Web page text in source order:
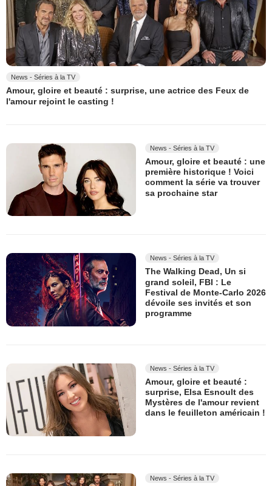
News - Séries à la TV
Amour, gloire et beauté : surprise, une actrice des Feux de
l'amour rejoint le casting !
News - Séries à la TV
Amour, gloire et beauté : une
première historique ! Voici
comment la série va trouver
sa prochaine star
News - Séries à la TV
The Walking Dead, Un si
grand soleil, FBI : Le
Festival de Monte-Carlo 2026
dévoile ses invités et son
programme
News - Séries à la TV
Amour, gloire et beauté :
surprise, Elsa Esnoult des
Mystères de l'amour revient
dans le feuilleton américain !
News - Séries à la TV